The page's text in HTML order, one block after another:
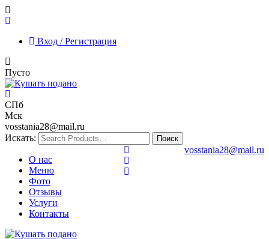
Вход / Регистрация
Пусто
СПб
Мск
vosstania28@mail.ru
Искать:
О нас
Меню
Фото
Отзывы
Услуги
Контакты
vosstania28@mail.ru